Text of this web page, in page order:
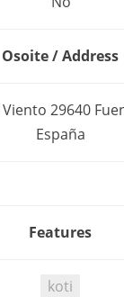
Osoite / Address
29640
España
Features
koti